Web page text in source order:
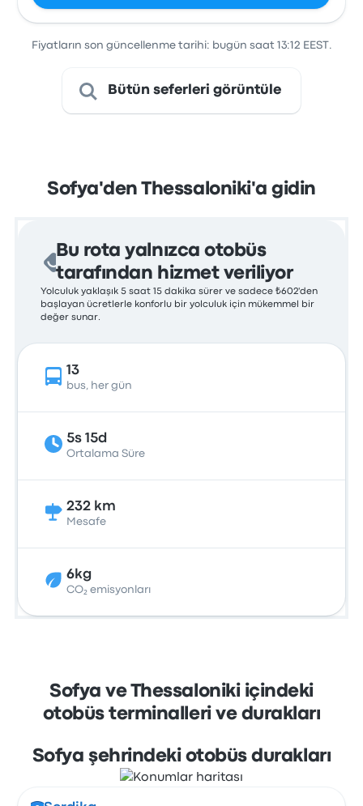
Fiyatların son güncellenme tarihi: bugün saat 13:12 EEST.
Bütün seferleri görüntüle
Sofya'den Thessaloniki'a gidin
Bu rota yalnızca otobüs
tarafından hizmet veriliyor
Yolculuk yaklaşık 5 saat 15 dakika sürer ve sadece ₺602'den
başlayan ücretlerle konforlu bir yolculuk için mükemmel bir
değer sunar.
13
bus, her gün
5s 15d
Ortalama Süre
232 km
Mesafe
6kg
CO₂ emisyonları
Sofya ve Thessaloniki içindeki
otobüs terminalleri ve durakları
Sofya şehrindeki otobüs durakları